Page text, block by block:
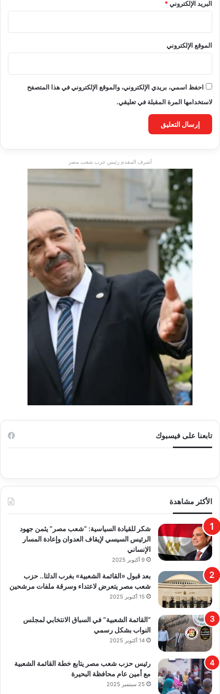
البريد الإلكتروني*
الموقع الإلكتروني
احفظ اسمي، بريدي الإلكتروني، والموقع الإلكتروني في هذا المتصفح
لاستخدامها المرة المقبلة في تعليقي.
أشرف المقدم رئيس حزب شعب مصر
تابعنا على فيسبوك
الأكثر مشاهدة
​شكر للقيادة السياسية: “شعب مصر” يثمن جهود
الرئيس السيسي لإيقاف العدوان وإعادة المسار
الإنساني
9 أكتوبر 2025
بعد قبول «القائمة الشعبية» بغرب الدلتا.. حزب
شعب مصر يتعرض لاعتداء وسرقة ملفات مرشحين
15 أكتوبر 2025
“القائمة الشعبية” في السباق الانتخابي لمجلس
النواب بشكل رسمي
14 أكتوبر 2025
رئيس حزب شعب مصر يتابع خطة القائمة الشعبية
مع أمين عام محافظة البحيرة
25 سبتمبر 2025